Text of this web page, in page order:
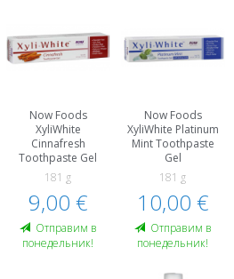
Now Foods
XyliWhite
Cinnafresh
Toothpaste Gel
181 g
9,00 €
Oтправим в
понедельник!
Now Foods
XyliWhite Platinum
Mint Toothpaste
Gel
181 g
10,00 €
Oтправим в
понедельник!